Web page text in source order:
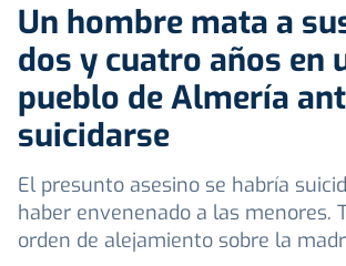
Un hombre mata a
dos y cuatro años en
pueblo de Almería
suicidarse
El presunto asesino se habría
haber envenenado a las menores.
orden de alejamiento sobre la